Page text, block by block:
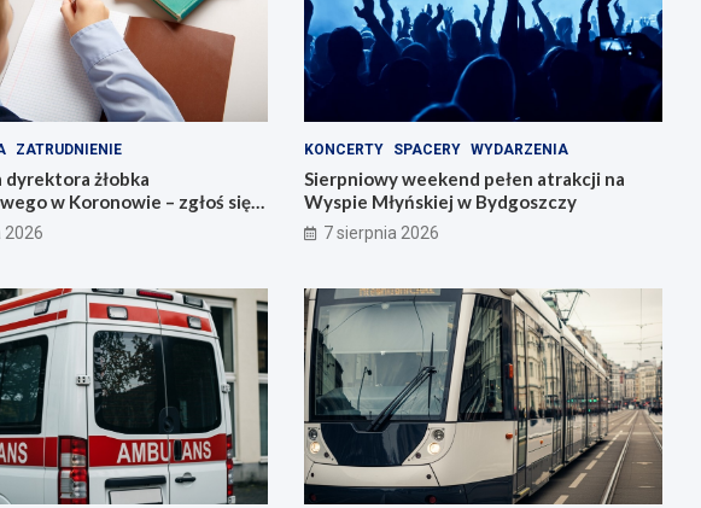
ZATRUDNIENIE
dyrektora żłobka
w Koronowie – zgłoś się
2026
KONCERTY SPACERY WYDARZENIA
Sierpniowy weekend pełen atrakcji na
Wyspie Młyńskiej w Bydgoszczy
7 sierpnia 2026